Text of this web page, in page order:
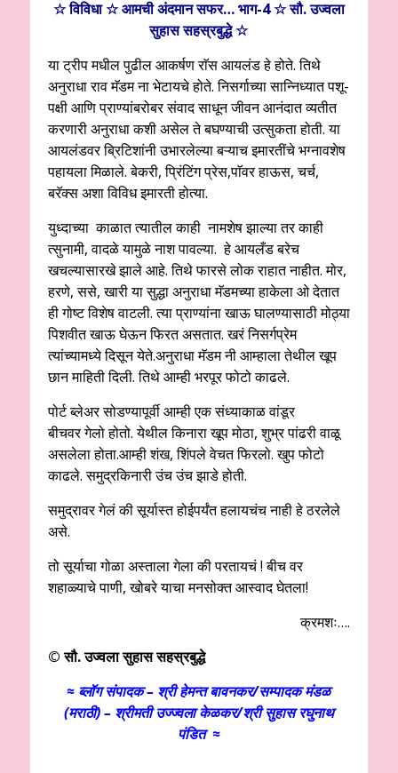
☆ विविधा ☆ आमची‌ अंदमान सफर… भाग-4 ☆ सौ. उज्वला
सुहास सहस्रबुद्धे ☆
या ट्रीप मधील पुढील आकर्षण राॅस आयलंड हे होते. तिथे
अनुराधा राव मॅडम ना भेटायचे होते. निसर्गाच्या सान्निध्यात पशू-
पक्षी आणि प्राण्यांबरोबर संवाद साधून जीवन आनंदात व्यतीत
करणारी अनुराधा कशी असेल ते बघण्याची उत्सुकता होती. या
आयलंडवर ब्रिटिशांनी उभारलेल्या बऱ्याच इमारतींचे भग्नावशेष
पहायला मिळाले. बेकरी, प्रिंटिंग प्रेस,पाॅवर हाऊस, चर्च,
बरॅक्स अशा विविध इमारती होत्या.
युध्दाच्या काळात त्यातील काही नामशेष झाल्या तर काही
त्सुनामी, वादळे यामुळे नाश पावल्या. हे आयलँड बरेच
खचल्यासारखे झाले आहे. तिथे फारसे लोक राहात नाहीत. मोर,
हरणे, ससे, खारी या सुद्धा अनुराधा मॅडमच्या हाकेला ओ देतात
ही गोष्ट विशेष वाटली. त्या प्राण्यांना खाऊ घालण्यासाठी मोठ्या
पिशवीत खाऊ घेऊन फिरत असतात. खरं निसर्गप्रेम
त्यांच्यामध्ये दिसून येते.अनुराधा मॅडम नी आम्हाला तेथील खूप
छान माहिती दिली. तिथे आम्ही भरपूर फोटो काढले.
पोर्ट ब्लेअर सोडण्यापूर्वी आम्ही एक संध्याकाळ वांडूर
बीचवर गेलो होतो. येथील किनारा खूप मोठा, शुभ्र पांढरी वाळू
असलेला होता.आम्ही शंख, शिंपले वेचत फिरलो. खुप फोटो
काढले. समुद्रकिनारी उंच उंच झाडे होती.
समुद्रावर गेलं की सूर्यास्त होईपर्यंत हलायचंच नाही हे ठरलेले
असे.
तो सूर्याचा गोळा अस्ताला गेला की परतायचं ! बीच वर
शहाळ्याचे पाणी, खोबरे याचा मनसोक्त आस्वाद घेतला!
क्रमशः….
© सौ. उज्वला सुहास सहस्रबुद्धे
≈ ब्लॉग संपादक – श्री हेमन्त बावनकर/सम्पादक मंडळ
(मराठी) – श्रीमती उज्ज्वला केळकर/श्री सुहास रघुनाथ
पंडित ≈